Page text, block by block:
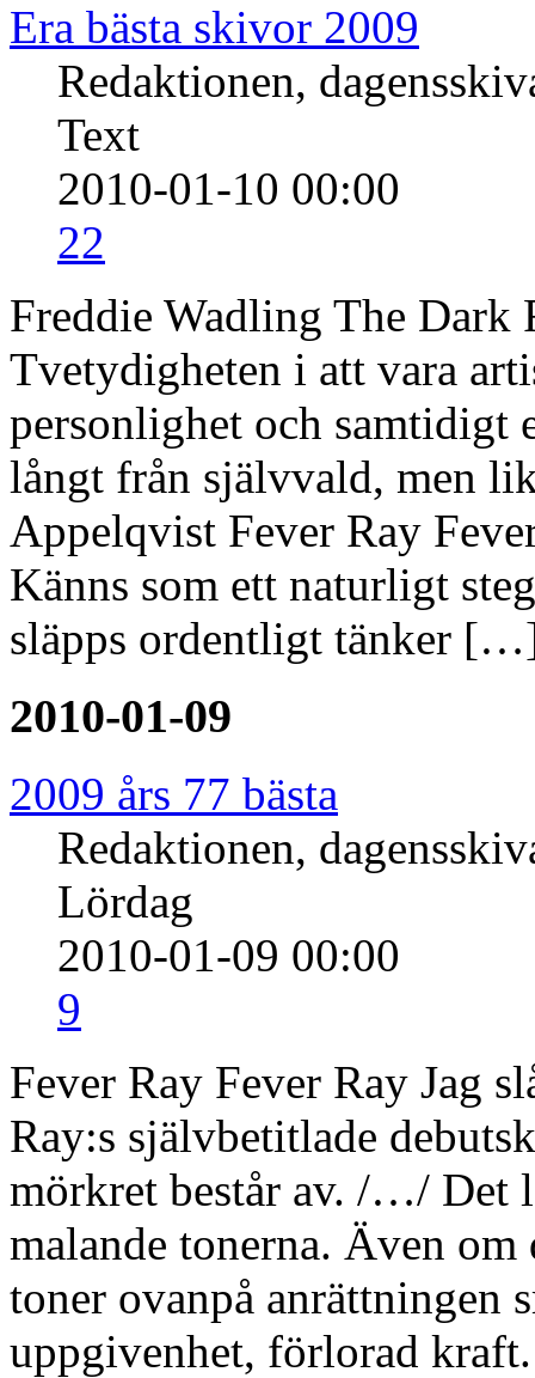
Era bästa skivor 2009
Redaktionen,
Text
2010-01-10 00:00
22
Freddie Wadling The
Tvetydigheten i att vara
personlighet och samtidigt
långt från självvald, men
Appelqvist Fever Ray
Känns som ett naturligt
släpps ordentligt tänker
2010-01-09
2009 års 77 bästa
Redaktionen,
Lördag
2010-01-09 00:00
9
Fever Ray Fever Ray Jag
Ray:s självbetitlade
mörkret består av. /…/ Det
malande tonerna. Även
toner ovanpå anrättningen
uppgivenhet, förlorad